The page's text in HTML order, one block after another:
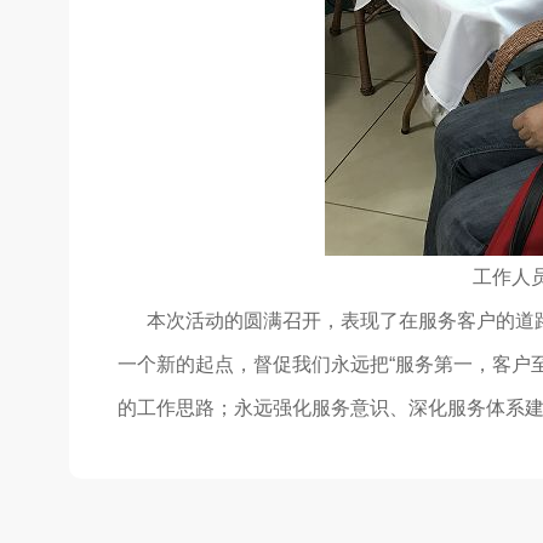
工作人
本次活动的圆满召开，表现了在服务客户的道
一个新的起点，督促我们永远把“服务第一，客
的工作思路；永远强化服务意识、深化服务体系